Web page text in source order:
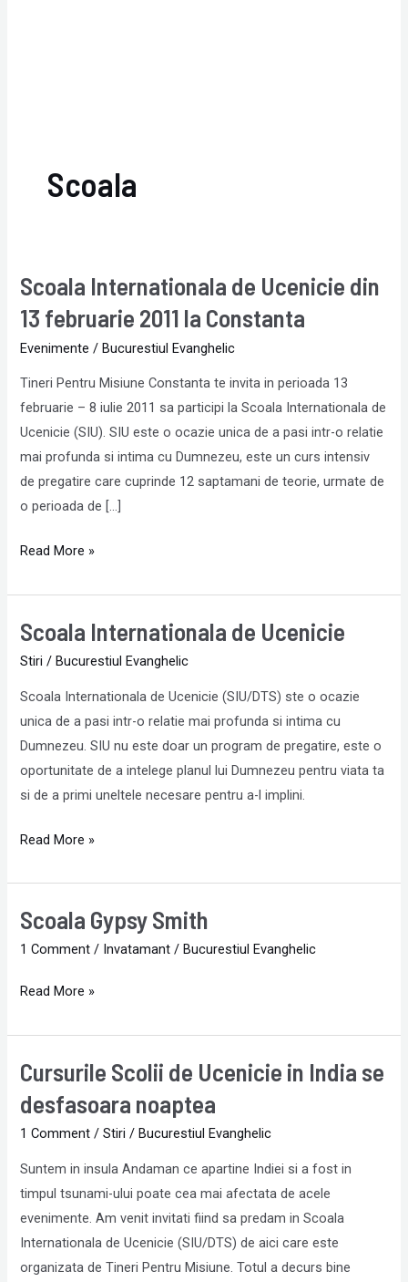
Scoala
Scoala Internationala de Ucenicie din
13 februarie 2011 la Constanta
Evenimente /Bucurestiul Evanghelic
Tineri Pentru Misiune Constanta te invita in perioada 13
februarie – 8 iulie 2011 sa participi la Scoala Internationala de
Ucenicie (SIU). SIU este o ocazie unica de a pasi intr-o relatie
mai profunda si intima cu Dumnezeu, este un curs intensiv
de pregatire care cuprinde 12 saptamani de teorie, urmate de
o perioada de […]
Scoala
de
Ucenicie
din
13
februarie
2011
la
Constanta
Read More »
Scoala Internationala de Ucenicie
Stiri /Bucurestiul Evanghelic
Scoala Internationala de Ucenicie (SIU/DTS) ste o ocazie
unica de a pasi intr-o relatie mai profunda si intima cu
Dumnezeu. SIU nu este doar un program de pregatire, este o
oportunitate de a intelege planul lui Dumnezeu pentru viata ta
si de a primi uneltele necesare pentru a-l implini.
Scoala
Ucenicie
Read More »
Scoala Gypsy Smith
1 Comment / Invatamant / Bucurestiul Evanghelic
Scoala
Read More »
Cursurile Scolii de Ucenicie in India se
desfasoara noaptea
1 Comment /Stiri /Bucurestiul Evanghelic
Suntem in insula Andaman ce apartine Indiei si a fost in
timpul tsunami-ului poate cea mai afectata de acele
evenimente. Am venit invitati fiind sa predam in Scoala
Internationala de Ucenicie (SIU/DTS) de aici care este
organizata de Tineri Pentru Misiune. Totul a decurs bine
Cursurile
de
Ucenicie
in
India
se
desfasoara
noaptea